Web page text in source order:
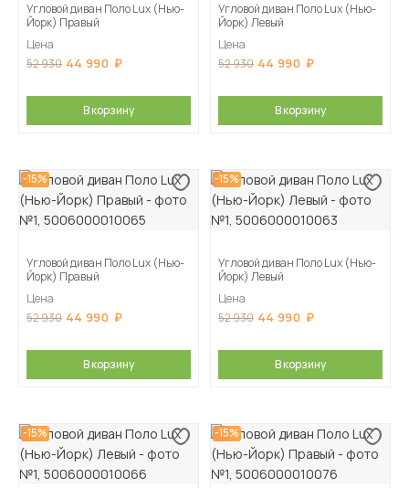
Угловой диван Поло Lux (Нью-
Йорк) Правый
Цена
52 930 44 990
В корзину
Угловой диван Поло Lux (Нью-
Йорк) Левый
Цена
52 930 44 990
В корзину
-15%
Угловой диван Поло Lux (Нью-
Йорк) Правый
Цена
52 930 44 990
В корзину
-15%
Угловой диван Поло Lux (Нью-
Йорк) Левый
Цена
52 930 44 990
В корзину
-15% -15%